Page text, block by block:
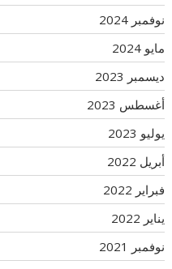
نوفمبر 2024
مايو 2024
ديسمبر 2023
أغسطس 2023
يوليو 2023
أبريل 2022
فبراير 2022
يناير 2022
نوفمبر 2021